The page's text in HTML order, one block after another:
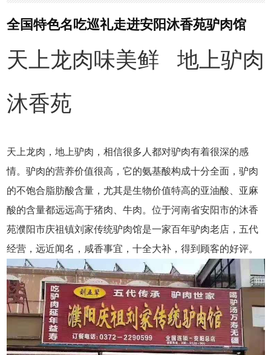
全国特色名吃巡礼走进安阳沐香苑驴肉馆
天上龙肉味美鲜 地上驴肉
沐香苑
天上龙肉，地上驴肉，相信很多人都对驴肉有着很深的感
情。驴肉的营养价值很高，它的氨基酸构成十分全面，驴肉
的不饱合脂肪酸含量，尤其是生物价值特高的亚油酸、亚麻
酸的含量都远远高于猪肉、牛肉。位于河南省安阳市的沐香
苑濮阳市庆祖镇刘家传统驴肉馆是一家百年驴肉老店，五代
经营，远近闻名，咸香事宜，十全大补，得到顾客的好评。